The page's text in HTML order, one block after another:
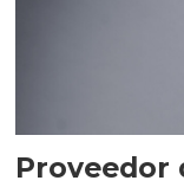
Proveedor